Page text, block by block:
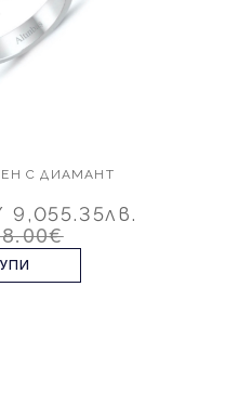
С ДИАМАНТ
9,055.35лв.